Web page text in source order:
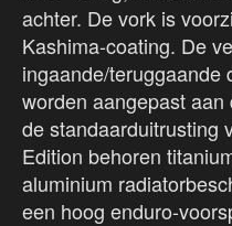
achter. De vork is
Kashima-coating. De
ingaande/teruggaande
worden aangepast
de standaarduitrusting
Edition behoren
aluminium
een hoog enduro-